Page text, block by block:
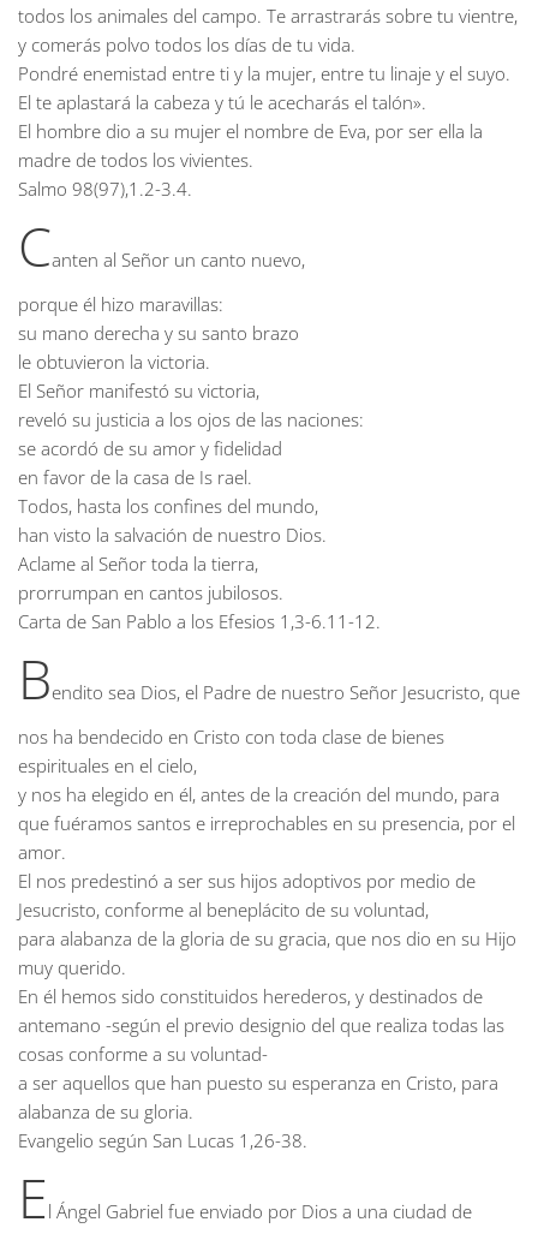
todos los animales del campo. Te arrastrarás sobre tu vientre,
y comerás polvo todos los días de tu vida.
Pondré enemistad entre ti y la mujer, entre tu linaje y el suyo.
El te aplastará la cabeza y tú le acecharás el talón».
El hombre dio a su mujer el nombre de Eva, por ser ella la
madre de todos los vivientes.
Salmo 98(97),1.2-3.4.
Canten al Señor un canto nuevo,
porque él hizo maravillas:
su mano derecha y su santo brazo
le obtuvieron la victoria.
El Señor manifestó su victoria,
reveló su justicia a los ojos de las naciones:
se acordó de su amor y fidelidad
en favor de la casa de Is rael.
Todos, hasta los confines del mundo,
han visto la salvación de nuestro Dios.
Aclame al Señor toda la tierra,
prorrumpan en cantos jubilosos.
Carta de San Pablo a los Efesios 1,3-6.11-12.
Bendito sea Dios, el Padre de nuestro Señor Jesucristo, que
nos ha bendecido en Cristo con toda clase de bienes
espirituales en el cielo,
y nos ha elegido en él, antes de la creación del mundo, para
que fuéramos santos e irreprochables en su presencia, por el
amor.
El nos predestinó a ser sus hijos adoptivos por medio de
Jesucristo, conforme al beneplácito de su voluntad,
para alabanza de la gloria de su gracia, que nos dio en su Hijo
muy querido.
En él hemos sido constituidos herederos, y destinados de
antemano -según el previo designio del que realiza todas las
cosas conforme a su voluntad-
a ser aquellos que han puesto su esperanza en Cristo, para
alabanza de su gloria.
Evangelio según San Lucas 1,26-38.
E l Ángel Gabriel fue enviado por Dios a una ciudad de